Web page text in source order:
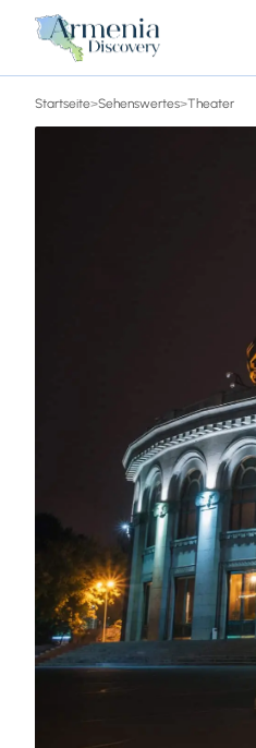
Startseite>Sehenswertes>Theater